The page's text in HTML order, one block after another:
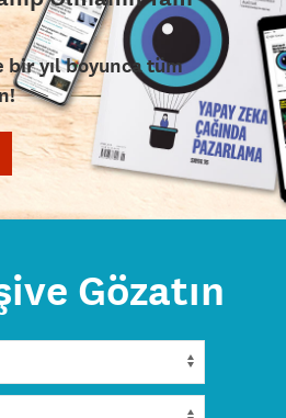
bir yıl boyunca tüm
Gözatın